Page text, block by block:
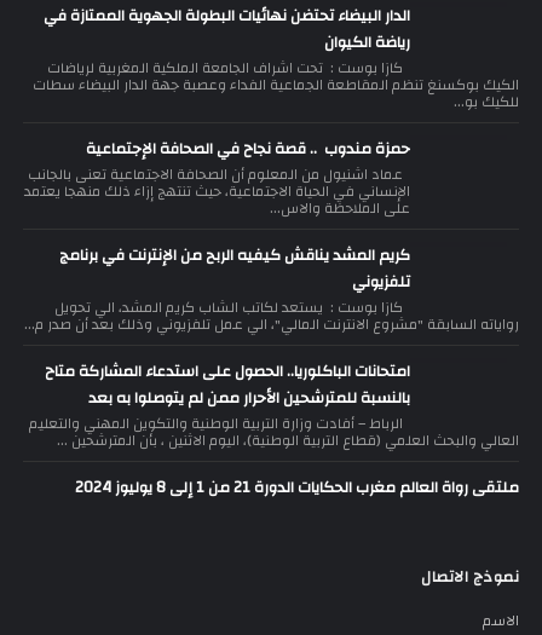
الدار البيضاء تحتضن نهائيات البطولة الجهوية الممتازة في
رياضة الكيوان
كازا بوست : تحت اشراف الجامعة الملكية المغربية لرياضات
الكيك بوكسنغ تنظم المقاطعة الجماعية الفداء وعصبة جهة الدار البيضاء سطات
للكيك بو...
حمزة مندوب .. قصة نجاح في الصحافة الإجتماعية
عماد اشنيول من المعلوم أن الصحافة الاجتماعية تعنى بالجانب
الإنساني في الحياة الاجتماعية، حيث تنتهج إزاء ذلك منهجا يعتمد
على الملاحظة والاس...
كريم المشد يناقش كيفيه الربح من الإنترنت في برنامج
تلفزيوني
كازا بوست : يستعد لكاتب الشاب كريم المشد، الي تحويل
رواياته السابقة "مشروع الانترنت المالي"، الي عمل تلفزيوني وذلك بعد أن صدر م...
امتحانات الباكلوريا.. الحصول على استدعاء المشاركة متاح
بالنسبة للمترشحين الأحرار ممن لم يتوصلوا به بعد
الرباط – أفادت وزارة التربية الوطنية والتكوين المهني والتعليم
العالي والبحث العلمي (قطاع التربية الوطنية)، اليوم الاثنين ، بأن المترشحين ...
ملتقى رواة العالم مغرب الحكايات الدورة 21 من 1 إلى 8 يوليوز 2024
نموذج الاتصال
الاسم